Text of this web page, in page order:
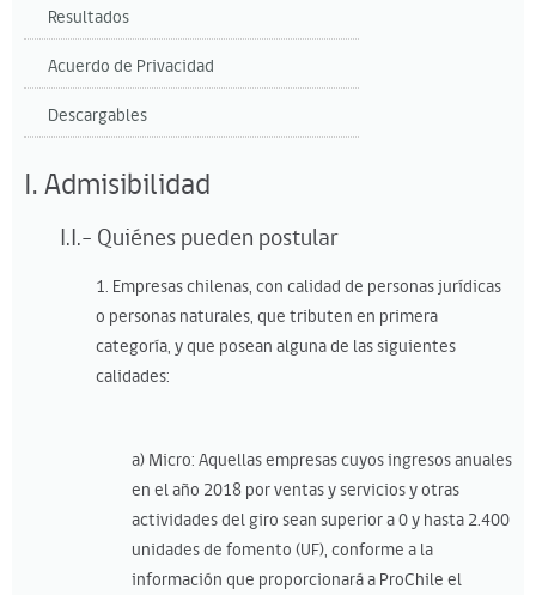
Resultados
Acuerdo de Privacidad
Descargables
I. Admisibilidad
I.I.- Quiénes pueden postular
1. Empresas chilenas, con calidad de personas jurídicas
o personas naturales, que tributen en primera
categoría, y que posean alguna de las siguientes
calidades:
a) Micro: Aquellas empresas cuyos ingresos anuales
en el año 2018 por ventas y servicios y otras
actividades del giro sean superior a 0 y hasta 2.400
unidades de fomento (UF), conforme a la
información que proporcionará a ProChile el